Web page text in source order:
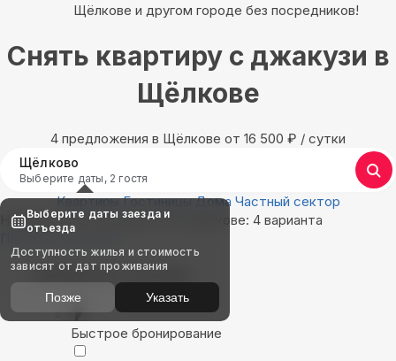
Щёлкове и другом городе без посредников!
Снять квартиру с джакузи в
Щёлкове
4 предложения в Щёлкове oт 16 500 ₽ / сутки
Щёлково
Выберите даты, 2 гостя
Квартиры Гостиницы Дома Частный сектор
Найдём, где остановиться в Щёлкове: 4 варианта
Показать на карте
Выбирайте лучшее
Быстрое бронирование
Выберите даты заезда и
отъезда
Доступность жилья и стоимость
зависят от дат проживания
Позже Указать